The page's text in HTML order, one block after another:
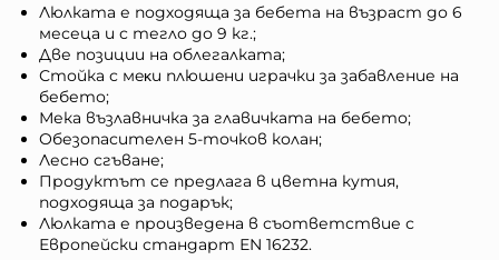
Люлката е подходяща за бебета на възраст до 6
месеца и с тегло до 9 кг.;
Две позиции на облегалката;
Стойка с мeĸи плюшeни играчки за забавление на
бебето;
Мека възлавничка за главичката на бебето;
Обезопасителен 5-точков колан;
Лесно сгъване;
Продуктът се предлага в цветна кутия,
подходяща за подарък;
Люлката е произведена в съответствие с
Европейски стандарт ЕN 16232.